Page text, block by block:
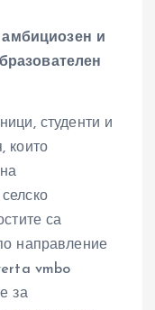
амбициозен и
студенти и
които
са
направление
vmbo
за